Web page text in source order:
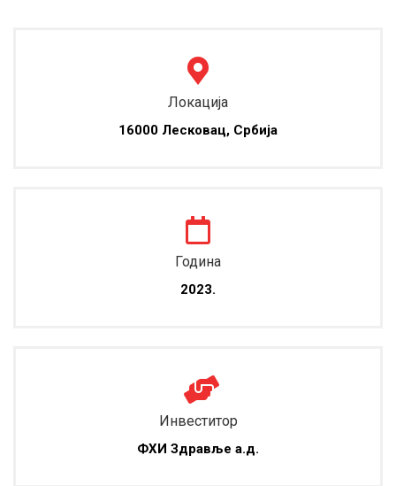
Локација
16000 Лесковац, Србија
Година
2023.
Инвеститор
ФХИ Здравље а.д.